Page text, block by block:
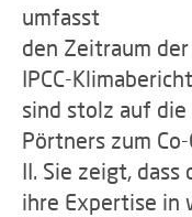
umfasst
den Zeitraum
IPCC-
sind stolz auf
Pörtners zum
II. Sie zeigt,
ihre Expertise in